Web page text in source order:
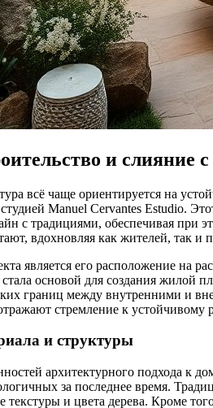
и слияние
всё чаще ориентируется на
Manuel Cervantes Estudio.
с традициями, обеспечивая при
вдохновляя как жителей, так и
является его расположение на
основой для создания жилой
границ между внутренними и
стремление к
и структуры
архитектурного подхода к
за последнее время.
текстуры и цвета дерева. Кроме